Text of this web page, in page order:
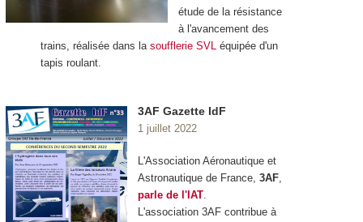
étude de la résistance
à l'avancement des
trains, réalisée dans la soufflerie SVL
équipée d'un
tapis roulant.
3AF Gazette IdF
1 juillet 2022
L'Association Aéronautique et
Astronautique de France, 3AF,
parle de l'IAT.
L'association 3AF contribue à